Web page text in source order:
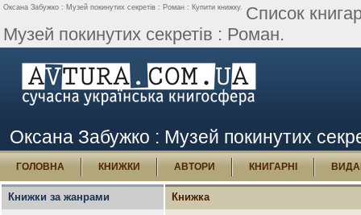
Оксана Забужко : Музей покинутих секретів : Роман : Купити книжку. Список
Музей покинутих секретів : Роман.
Оксана Забужко : Музей покинутих
ГОЛОВНА КНИЖКИ АВТОРИ КНИГАРНІ
Книжки за жанрами Книжка